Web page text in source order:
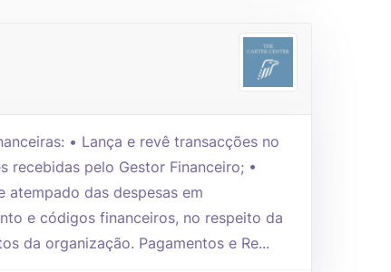
• Lança e revê transacções no
recebidas pelo Gestor Financeiro; •
das despesas em
e códigos financeiros, no respeito da
da organização. Pagamentos e Re...